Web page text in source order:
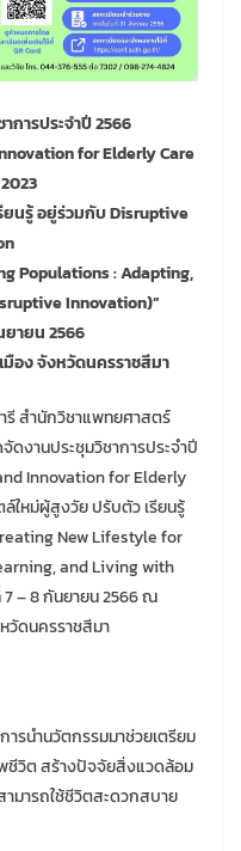
การประจำปี 2566
for Elderly Care
ยนรู้ อยู่ร่วมกับ Disruptive
Populations : Adapting,
Innovation)”
ยายน 2566
มือง จังหวัดนครราชสีมา
รี สำนักวิชาแพทยศาสตร์
ดงานประชุมวิชาการประจำปี
Innovation for Elderly
ใหม่ผู้สูงวัย ปรับตัว เรียนรู้
New Lifestyle for
and Living with
– 8 กันยายน 2566 ณ
วัดนครราชสีมา
ารนำนวัตกรรมมาช่วยเตรียม
วิต สร้างปัจจัยสิ่งแวดล้อม
มารถใช้ชีวิตสะดวกสบาย